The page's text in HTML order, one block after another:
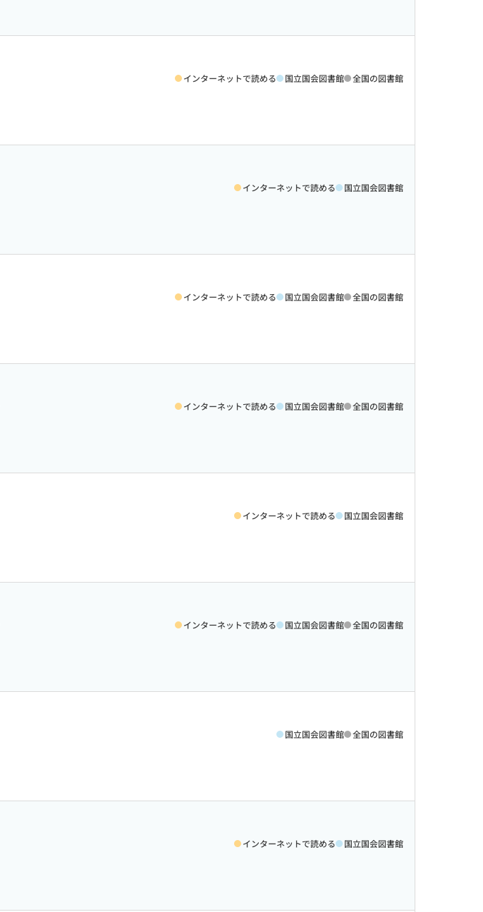
インターネットで読める 国立国会図書館 全国の図書館
インターネットで読める 国立国会図書館
インターネットで読める 国立国会図書館 全国の図書館
インターネットで読める 国立国会図書館 全国の図書館
インターネットで読める 国立国会図書館
インターネットで読める 国立国会図書館 全国の図書館
国立国会図書館 全国の図書館
インターネットで読める 国立国会図書館